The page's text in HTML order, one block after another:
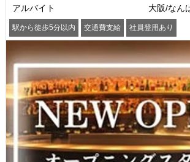
アルバイト 大阪/なん
駅から徒歩5分以内 交通費支給 社員登用あり